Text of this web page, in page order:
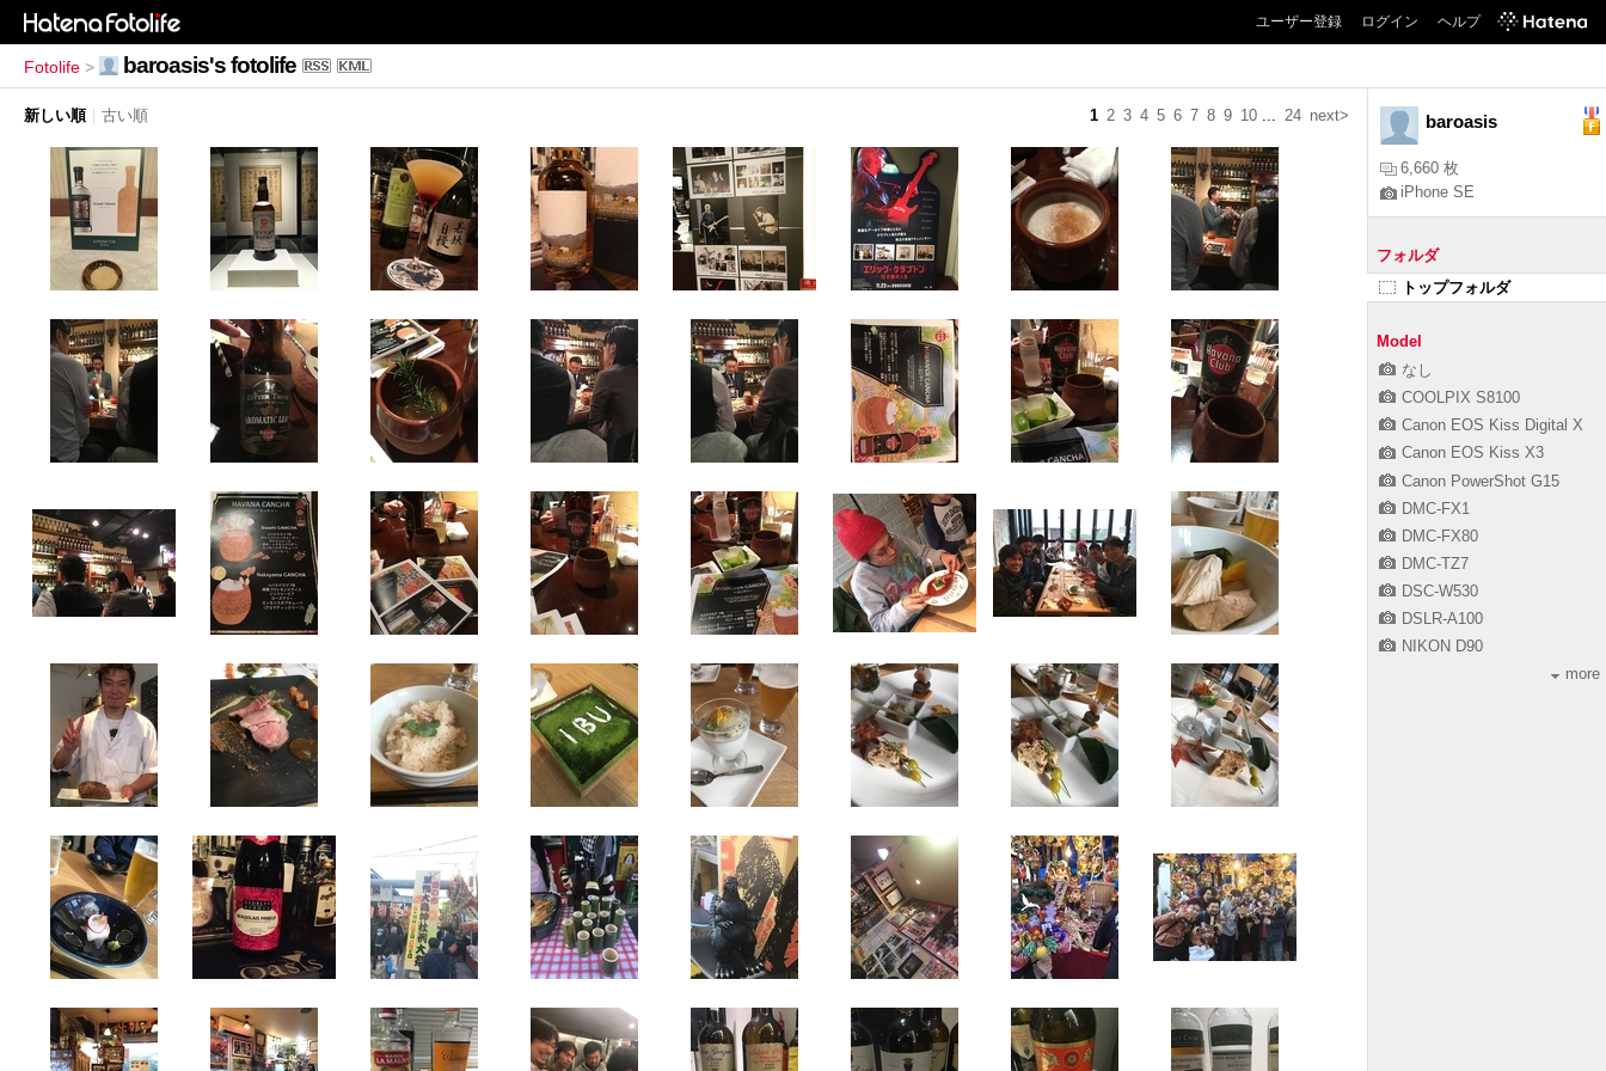
ユーザー登録 ログイン ヘルプ
Fotolife > baroasis's fotolife
1 2 3 4 5 6 7 8 9 10 ... 24 next>
新しい順 古い順 baroasis
6,660 枚
iPhone SE
フォルダ
トップフォルダ
Model
なし
COOLPIX S8100
Canon EOS Kiss Digital X
Canon EOS Kiss X3
Canon PowerShot G15
DMC-FX1
DMC-FX80
DMC-TZ7
DSC-W530
DSLR-A100
NIKON D90
more